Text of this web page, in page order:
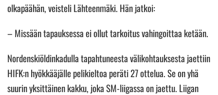
olkapäähän, veisteli Lähteenmäki. Hän jatkoi:
– Missään tapauksessa ei ollut tarkoitus vahingoittaa ketään.
Nordenskiöldinkadulla tapahtuneesta välikohtauksesta jaettiin
HIFK:n hyökkääjälle pelikieltoa peräti 27 ottelua. Se on yhä
suurin yksittäinen kakku, joka SM-liigassa on jaettu. Liigan